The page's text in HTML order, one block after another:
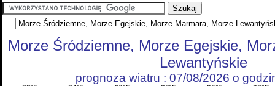
Morze Śródziemne, Morze Egejskie,
Lewantyńskie
prognoza wiatru : 07/08/2026 o